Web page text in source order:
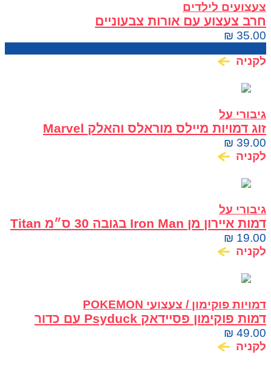
צעצועים לילדים
חרב צעצוע עם אורות צבעוניים
₪ 35.00
לקניה
גיבורי על
זוג דמויות מיילס מוראלס והאלק Marvel
Spidey and His Amazing Friends
₪ 39.00
לקניה
גיבורי על
דמות איירון מן Iron Man בגובה 30 ס״מ Titan
Hero Series Hasbro
₪ 19.00
לקניה
דמויות פוקימון / צעצועי POKEMON
דמות פוקימון פסיידאק Psyduck עם כדור
Poké Ball
₪ 49.00
לקניה